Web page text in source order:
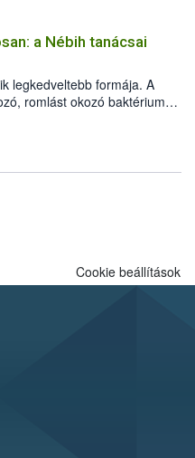
a károsító elleni további
kis kiszerelésben kiskerti
ökológiai termesztésben is
a Nébih tanácsai
legkedveltebb formája. A
romlást okozó baktériumok
A szabadtéri sütögetés
technikáról szól: legalább
hőkezelés, valamint a
Programja összegyűjtötte a
Cookie beállítások